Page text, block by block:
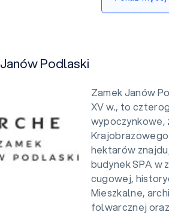
Podlaski
Zamek Janów
XV w., to
wypoczynkowe,
Krajobrazowego
hektarów
budynek SPA w
cugowej,
Mieszkalne,
folwarcznej